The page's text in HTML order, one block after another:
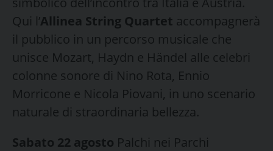
Qui l’Allinea String Quartet accompagnerà
il pubblico in un percorso musicale che
unisce Mozart, Haydn e Händel alle celebri
colonne sonore di Nino Rota, Ennio
Morricone e Nicola Piovani, in uno scenario
naturale di straordinaria bellezza.
Sabato 22 agosto Palchi nei Parchi